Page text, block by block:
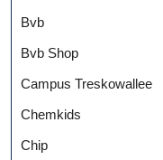
Bvb
Bvb Shop
Campus Treskowallee
Chemkids
Chip